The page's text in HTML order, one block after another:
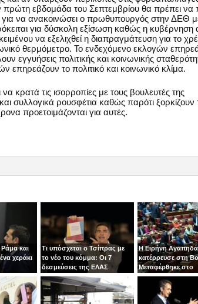
πρώτη εβδομάδα του Σεπτεμβρίου θα πρέπει να
να ανακοινώσει ο πρωθυπουργός στην ΔΕΘ
για δύσκολη εξίσωση καθώς η κυβέρνηση
να εξελιχθεί η διαπραγμάτευση για το
θερμόμετρο. Το ενδεχόμενο εκλογών
εγγυήσεις πολιτικής και κοινωνικής
επηρεάζουν το πολιτικό και κοινωνικό κλίμα.
κρατά τις ισορροπίες με τους βουλευτές της
συλλογικά ρουσφέτια καθώς παρότι ξορκίζουν
προετοιμάζονται για αυτές.
και
χεράκι
Τι υπόσχεται ο Τσίπρας με
το νέο του κόμμα: Οι 7
δεσμεύσεις της ΕΛΑΣ
Η Ειρήνη
κατέρρευσε στη
Μεταφέρθηκε στο
νοσοκομείο με